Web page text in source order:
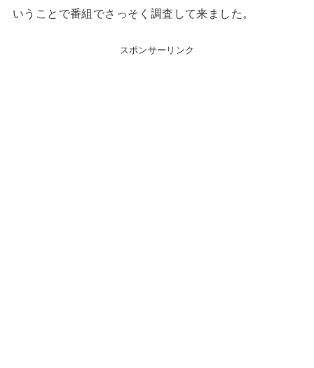
いうことで番組でさっそく調査して来ました。
スポンサーリンク